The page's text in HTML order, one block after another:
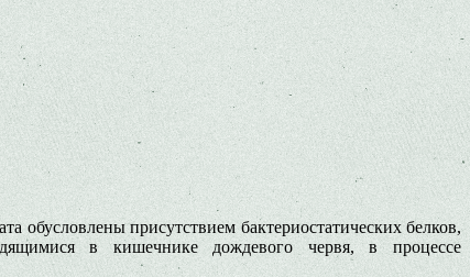
обуслов­лены присутствием бактериостатичес­ких белков,
в ки­шечнике дождевого червя, в процессе